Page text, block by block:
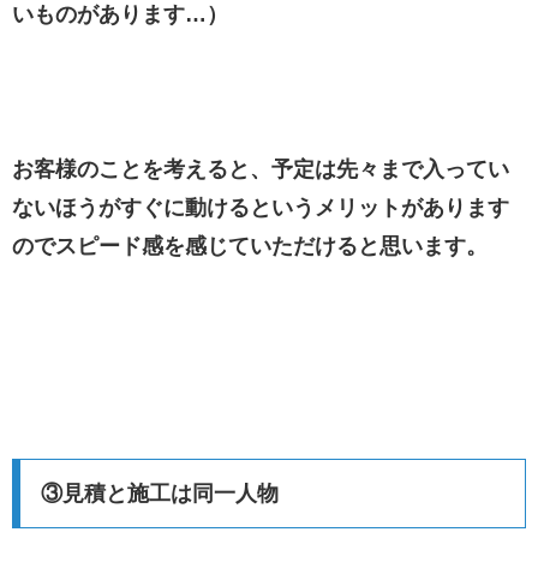
いものがあります…）
お客様のことを考えると、予定は先々まで入ってい
ないほうがすぐに動けるというメリットがあります
のでスピード感を感じていただけると思います。
③見積と施工は同一人物